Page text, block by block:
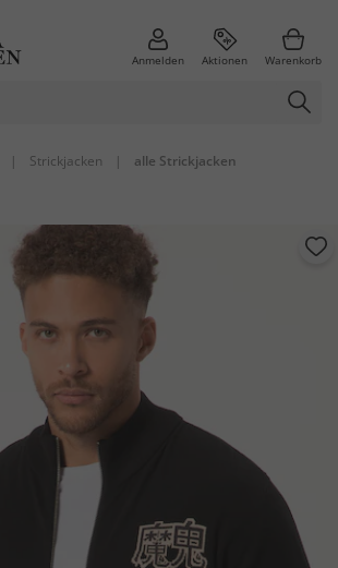
Anmelden Aktionen Warenkorb
| Strickjacken | alle Strickjacken